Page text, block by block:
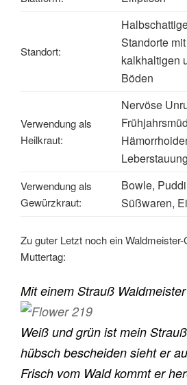
Standort:
Standorte
kalkhaltigen
Böden
Verwendung als
Heilkraut:
Nervöse
Verwendung als
Gewürzkraut:
Bowle,
Süßwaren,
Zu guter Letzt noch ein
Muttertag:
Mit einem Strauß Waldmeister
Weiß und grün ist mein
hübsch bescheiden sieht er
Frisch vom Wald kommt er